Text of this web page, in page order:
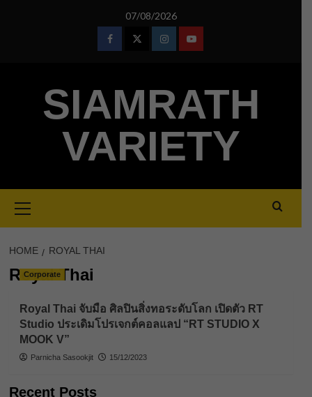
07/08/2026
FacebookTwitterInstagramYoutube
SIAMRATH
VARIETY
Menu
HOME ROYAL THAI
Royal Thai
Corporate
Royal Thai จับมือ ศิลปินสิ่งทอระดับโลก เปิดตัว RT
Studio ประเดิมโปรเจกต์คอลแลป “RT STUDIO X
MOOK V”
Parnicha Sasookjit 15/12/2023
Recent Posts